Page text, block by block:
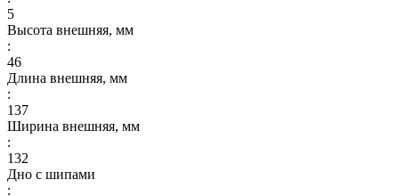
5
Высота внешняя, мм
:
46
Длина внешняя, мм
:
137
Ширина внешняя, мм
:
132
Дно с шипами
: